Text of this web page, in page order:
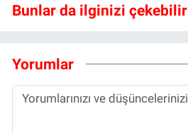
Bunlar da ilginizi çekebilir
Yorumlar